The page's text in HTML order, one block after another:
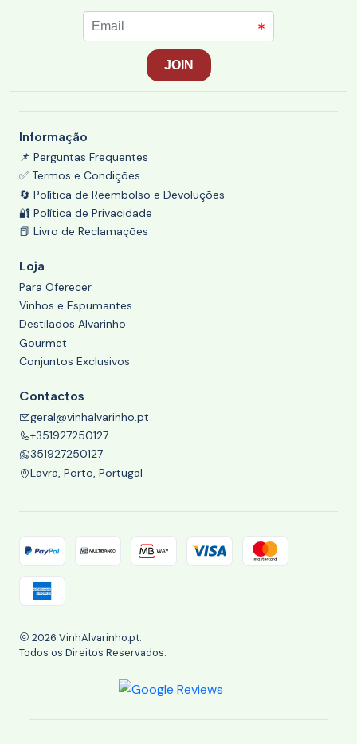
Informação
📌 Perguntas Frequentes
✅ Termos e Condições
🔄 Política de Reembolso e Devoluções
🔐 Política de Privacidade
📕 Livro de Reclamações
Loja
Para Oferecer
Vinhos e Espumantes
Destilados Alvarinho
Gourmet
Conjuntos Exclusivos
Contactos
geral@vinhalvarinho.pt
+351927250127
351927250127
Lavra, Porto, Portugal
2026 VinhAlvarinho.pt.
Todos os Direitos Reservados.